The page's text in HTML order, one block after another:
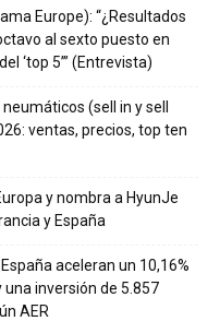
Europe): “¿Resultados
al sexto puesto en
‘top 5’” (Entrevista)
(sell in y sell
ventas, precios, top ten
y nombra a HyunJe
y España
aceleran un 10,16%
una inversión de 5.857
AER